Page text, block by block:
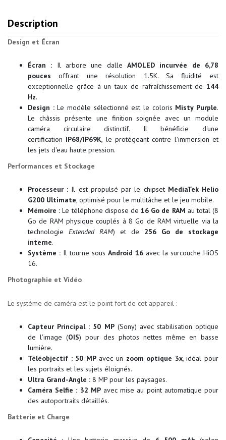
Description
Design et Écran
Écran : Il arbore une dalleAMOLED incurvée de 6,78
pouces offrant une résolution 1.5K. Sa fluidité est
exceptionnelle grâce à un taux de rafraîchissement de 144
Hz.
Design :Le modèle sélectionné est le coloris Misty Purple.
Le châssis présente une finition soignée avec un module
caméra circulaire distinctif. Il bénéficie d'une
certification IP68/IP69K, le protégeant contre l'immersion et
les jets d'eau haute pression.
Performances et Stockage
Processeur : Il est propulsé par le chipset MediaTek Helio
G200 Ultimate, optimisé pour le multitâche et le jeu mobile.
Mémoire : Le téléphone dispose de16 Go de RAM au total (8
Go de RAM physique couplés à 8 Go de RAM virtuelle via la
technologie Extended RAM) et de 256 Go de stockage
interne.
Système : Il tourne sous Android 16 avec la surcouche HiOS
16.
Photographie et Vidéo
Le système de caméra est le point fort de cet appareil :
Capteur Principal : 50 MP(Sony) avec stabilisation optique
de l'image (OIS) pour des photos nettes même en basse
lumière.
Téléobjectif : 50 MPavec un zoom optique 3x, idéal pour
les portraits et les sujets éloignés.
Ultra Grand-Angle : 8 MP pour les paysages.
Caméra Selfie : 32 MPavec mise au point automatique pour
des autoportraits détaillés.
Batterie et Charge